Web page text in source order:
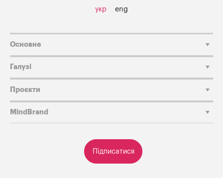
укр eng
Підписатися
Основне
Галузі
Проєкти
MindBrand